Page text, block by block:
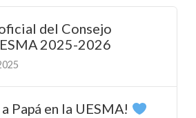
del Consejo
2025-2026
Papá en la UESMA!